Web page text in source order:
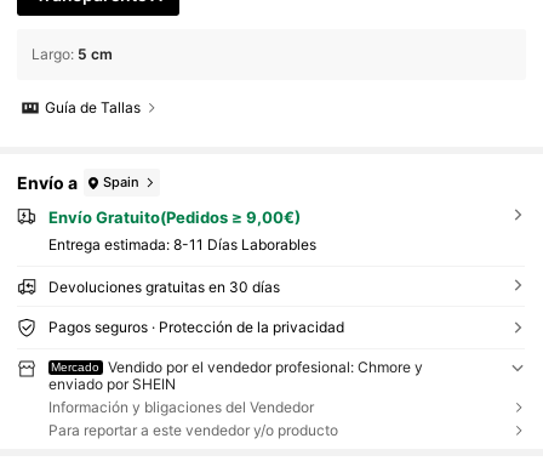
Largo: 5 cm
Guía de Tallas
Envío a Spain
Envío Gratuito(Pedidos ≥ 9,00€)
Entrega estimada: 8-11 Días Laborables
Devoluciones gratuitas en 30 días
Pagos seguros · Protección de la privacidad
Mercado
Vendido por el vendedor profesional: Chmore y
enviado por SHEIN
Información y bligaciones del Vendedor
Para reportar a este vendedor y/o producto